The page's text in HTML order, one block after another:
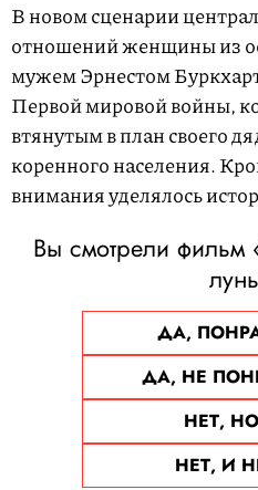
В новом сценарии
отношений женщины из
мужем Эрнестом
Первой мировой войны,
втянутым в план своего
коренного населения.
внимания уделялось
Вы смотрели фильм
ДА,
ДА, НЕ
НЕТ,
НЕТ, И